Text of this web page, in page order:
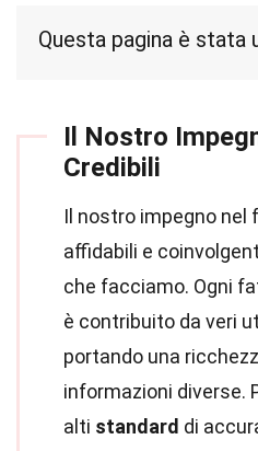
Questa pagina è stata
Il Nostro
Credibili
Il nostro impegno nel
affidabili e
che facciamo. Ogni
è contribuito da veri
portando una
informazioni diverse.
alti standard di